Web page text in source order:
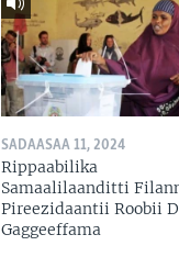
SADAASAA 11, 2024
Rippaabilika
Samaalilaanditti
Pireezidaantii Roobii
Gaggeeffama